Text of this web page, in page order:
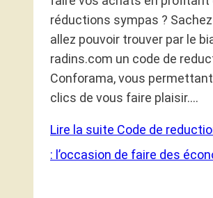
réductions sympas ?
allez pouvoir trouver par le
radins.com un code de
Conforama, vous
clics de vous faire plaisir….
Lire la suite Code de
: l’occasion de faire des